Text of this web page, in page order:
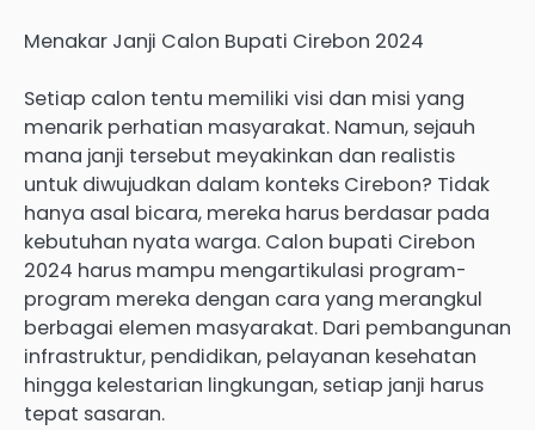
Menakar Janji Calon Bupati Cirebon 2024
Setiap calon tentu memiliki visi dan misi yang
menarik perhatian masyarakat. Namun, sejauh
mana janji tersebut meyakinkan dan realistis
untuk diwujudkan dalam konteks Cirebon? Tidak
hanya asal bicara, mereka harus berdasar pada
kebutuhan nyata warga. Calon bupati Cirebon
2024 harus mampu mengartikulasi program-
program mereka dengan cara yang merangkul
berbagai elemen masyarakat. Dari pembangunan
infrastruktur, pendidikan, pelayanan kesehatan
hingga kelestarian lingkungan, setiap janji harus
tepat sasaran.